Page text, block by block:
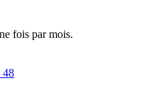
fois par mois.
48